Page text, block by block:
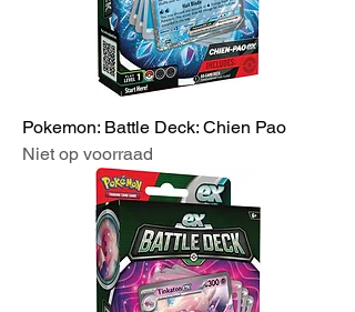
Pokemon: Battle Deck: Chien Pao
Niet op voorraad